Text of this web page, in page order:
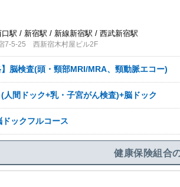
駅 / 新宿駅 / 新線新宿駅 / 西武新宿駅
7-5-25 西新宿木村屋ビル2F
】脳検査(頭・頸部MRI/MRA、頸動脈エコー)
人間ドック+乳・子宮がん検査)+脳ドック
ドックフルコース
健康保険組合